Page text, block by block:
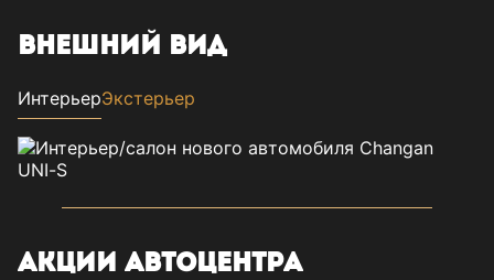
ВНЕШНИЙ ВИД
ИнтерьерЭкстерьер
АКЦИИ АВТОЦЕНТРА